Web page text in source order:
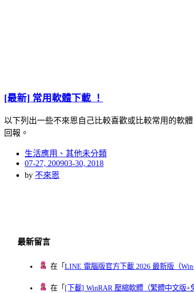
[最新] 常用軟體下載 ！
以下列出一些不來恩自己比較喜歡或比較常用的軟
回報。
生活應用、其他未分類
Posted
on
07-27, 200903-30, 2018
by 不來恩
最新留言
在「LINE 電腦版官方下載 2026 最新版（
在「 [下載] WinRAR 壓縮軟體（繁體中文版+